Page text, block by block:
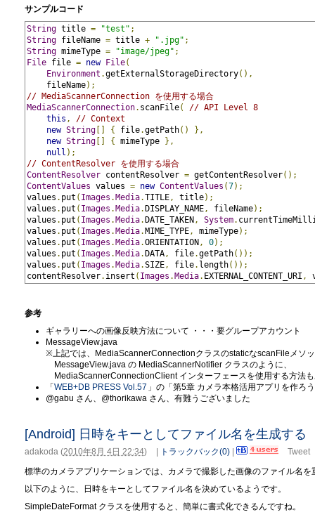
サンプルコード
String title = "test" ;
String fileName = title + ".jpg" ;
String mimeType = "image/jpeg" ;
File file = new File(
Environment .getExternalStorageDirectory(),
fileName);
// MediaScannerConnection を使用する場合
MediaScannerConnection. scanFile(
// API Level 8
this ,
// Context
new String { file.getPath()
},
new String { mimeType
},
null );
// ContentResolver を使用する場合
ContentResolver contentResolver = getContentResolver();
ContentValues values = new ContentValues (7);
values . put ( Images . Media.TITLE, title);
values . put ( Images . Media. DISPLAY_NAME, fileName);
values . put ( Images . Media. DATE_TAKEN , System.
values . put ( Images . Media. MIME_TYPE, mimeType);
values . put ( Images . Media.ORIENTATION , 0);
values . put ( Images . Media. DATA, file.getPath());
values . put ( Images . Media.SIZE, file. length());
contentResolver. insert ( Images . Media. EXTERNAL_CONTENT_URI ,
参考
ギャラリーへの画像反映方法について ・・・要グループアカウント
MessageView.java
※上記では、MediaScannerConnectionクラスのstaticなscanFileメソ
MessageView.java の MediaScannerNotifier クラスのように、
MediaScannerConnectionClient インターフェースを使用する方法
「 WEB+DB PRESS Vol.57 」の「第5章 カメラ本格活用アプリを作ろ
@gabu さん、@thorikawa さん、有難うございました
[Android] 日時をキーとしてファイル名を生成する
adakoda (2010年8月 4日 22:34) トラックバック(0)
Tweet
標準のカメラアプリケーションでは、カメラで撮影した画像のファイル名
以下のように、日時をキーとしてファイル名を決めているようです。
SimpleDateFormat クラスを使用すると、簡単に書式化できるんですね。